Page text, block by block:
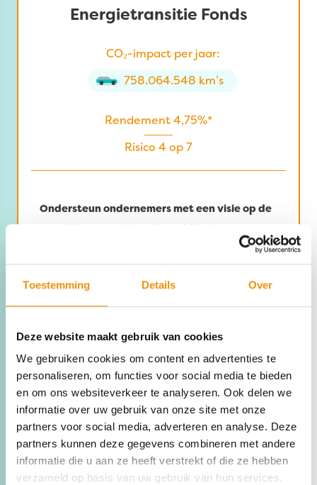
Toestemming Details Over
Deze website maakt gebruik van cookies
We gebruiken cookies om content en advertenties te
personaliseren, om functies voor social media te bieden
en om ons websiteverkeer te analyseren. Ook delen we
informatie over uw gebruik van onze site met onze
partners voor social media, adverteren en analyse. Deze
partners kunnen deze gegevens combineren met andere
informatie die u aan ze heeft verstrekt of die ze hebben
verzameld op basis van uw gebruik van hun services.
Energietransitie Fonds
CO₂-impact per jaar:
758.064.548 km’s
Rendement 4,75%*
Risico 4 op 7
Ondersteun ondernemers met een visie op de
transitie.
Op emissievrije mobiliteit, groene
duurzamer bouwen. Investeer mee en geef
deze koplopers momentum om échte
verandering te realiseren op grote schaal.